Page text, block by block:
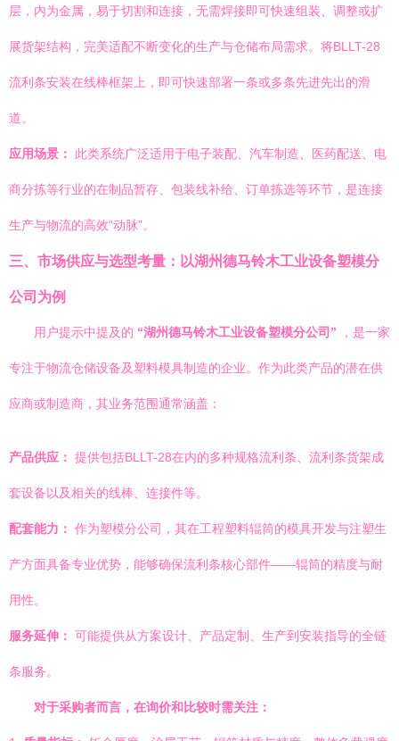
层，内为金属，易于切割和连接，无需焊接即可快速组装、调整或扩
展货架结构，完美适配不断变化的生产与仓储布局需求。将BLLT-28
流利条安装在线棒框架上，即可快速部署一条或多条先进先出的滑
道。
应用场景： 此类系统广泛适用于电子装配、汽车制造、医药配送、电
商分拣等行业的在制品暂存、包装线补给、订单拣选等环节，是连接
生产与物流的高效“动脉”。
三、市场供应与选型考量：以湖州德马铃木工业设备塑模分
公司为例
用户提示中提及的 “湖州德马铃木工业设备塑模分公司” ，是一家
专注于物流仓储设备及塑料模具制造的企业。作为此类产品的潜在供
应商或制造商，其业务范围通常涵盖：
产品供应： 提供包括BLLT-28在内的多种规格流利条、流利条货架成
套设备以及相关的线棒、连接件等。
配套能力： 作为塑模分公司，其在工程塑料辊筒的模具开发与注塑生
产方面具备专业优势，能够确保流利条核心部件——辊筒的精度与耐
用性。
服务延伸： 可能提供从方案设计、产品定制、生产到安装指导的全链
条服务。
对于采购者而言，在询价和比较时需关注：